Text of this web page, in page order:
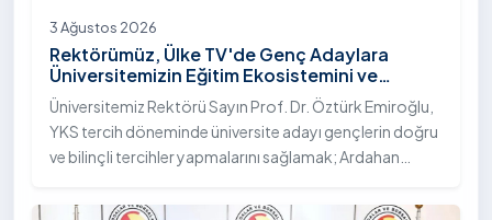
3 Ağustos 2026
Rektörümüz, Ülke TV'de Genç Adaylara
Üniversitemizin Eğitim Ekosistemini ve
Sunduğu Nitelikli İmkânları Anlattı
Üniversitemiz Rektörü Sayın Prof. Dr. Öztürk Emiroğlu,
YKS tercih döneminde üniversite adayı gençlerin doğru
ve bilinçli tercihler yapmalarını sağlamak; Ardahan
çeşitliliğini ve nitelikli imkânlarını aktarmak üzere Ülke TV